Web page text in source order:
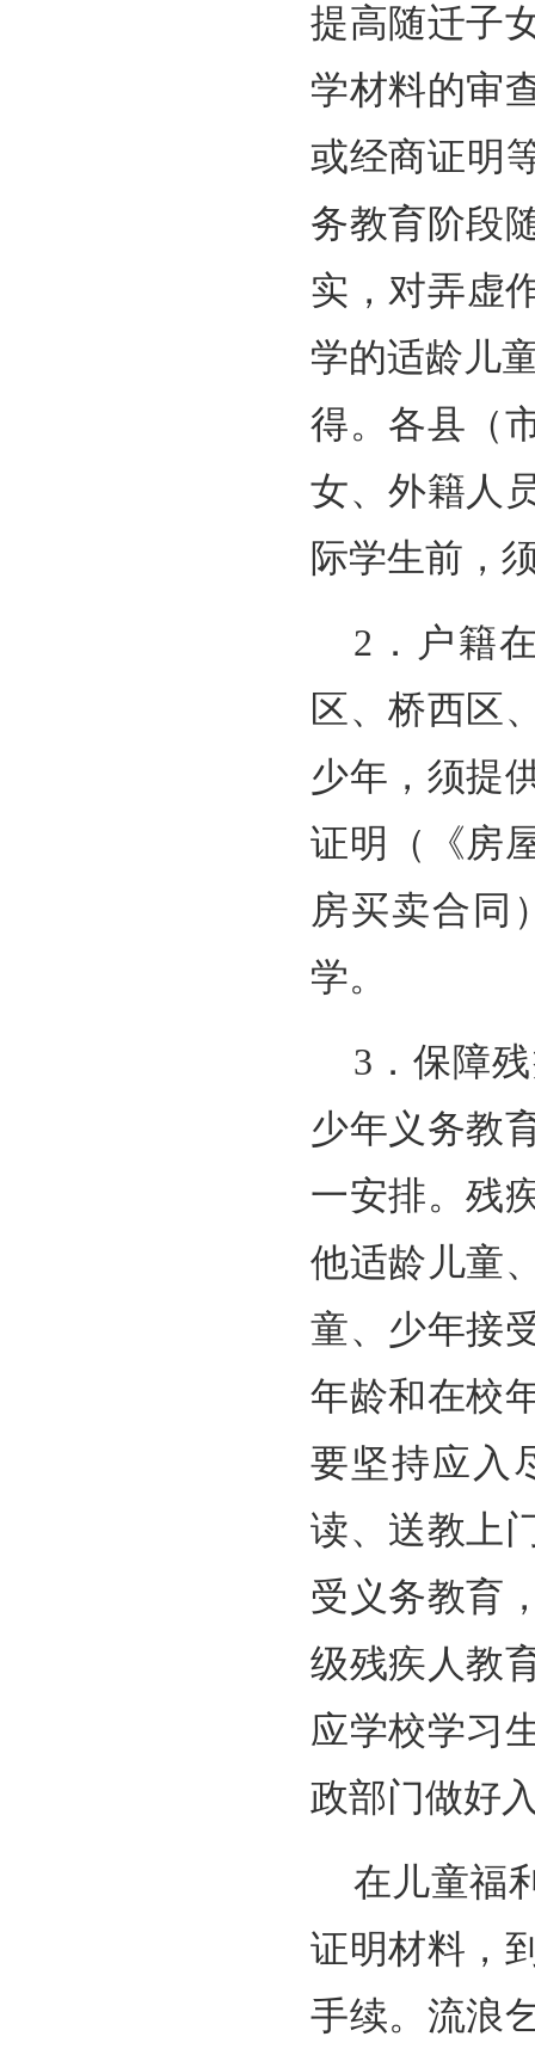
提高随迁子
学材料的审
或经商证明
务教育阶段
实，对弄虚
学的适龄儿
得。各县（
女、外籍人
际学生前，
2．户籍
区、桥西区
少年，须提
证明（《房
房买卖合同
学。
3．保障
少年义务教
一安排。残
他适龄儿童
童、少年接
年龄和在校
要坚持应入
读、送教上
受义务教育
级残疾人教
应学校学习
政部门做好
在儿童福
证明材料，
手续。流浪